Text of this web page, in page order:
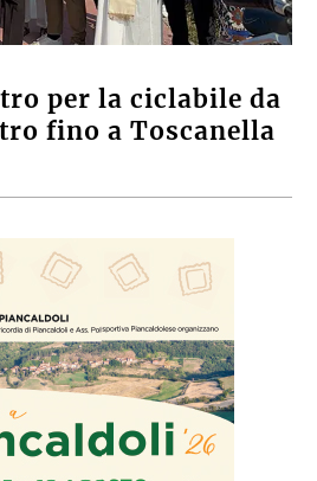
per la ciclabile da
fino a Toscanella